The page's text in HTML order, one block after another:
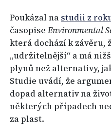
Poukázal na studii z
časopise Environmental
která dochází k závěru,
„udržitelnější“ a má
plynů než alternativy,
Studie uvádí, že
dopad alternativ na
některých případech
za plast.